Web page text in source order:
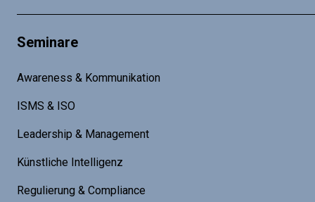
Seminare
Awareness & Kommunikation
ISMS & ISO
Leadership & Management
Künstliche Intelligenz
Regulierung & Compliance